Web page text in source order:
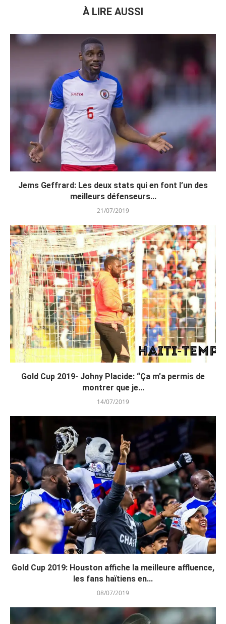
À LIRE AUSSI
Jems Geffrard: Les deux stats qui en font l’un des
meilleurs défenseurs...
21/07/2019
Gold Cup 2019- Johny Placide: “Ça m’a permis de
montrer que je...
14/07/2019
Gold Cup 2019: Houston affiche la meilleure affluence,
les fans haïtiens en...
08/07/2019